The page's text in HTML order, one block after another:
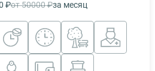
₽от 50000 ₽за месяц